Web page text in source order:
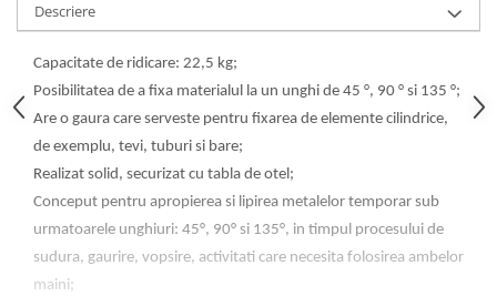
Lampi de ceata
Lampi gabarit auto si remorci
Lampi gabarit cu brat auto si
remorci
Lampi interior, Plafoniere
Lampi LED auto dedicate
Lampi numar Inmatriculare
Lampi Stop, Semnalizare & Triple
Descriere
Capacitate de ridicare: 22,5 kg;
Posibilitatea de a fixa materialul la un unghi de 45 °, 90 ° si 135 °;
Are o gaura care serveste pentru fixarea de elemente cilindrice,
de exemplu, tevi, tuburi si bare;
Realizat solid, securizat cu tabla de otel;
Conceput pentru apropierea si lipirea metalelor temporar sub
urmatoarele unghiuri: 45°, 90° si 135°, in timpul procesului de
sudura, gaurire, vopsire, activitati care necesita folosirea ambelor
maini;